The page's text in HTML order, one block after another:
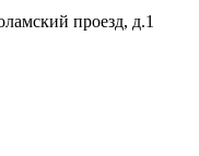
проезд, д.1